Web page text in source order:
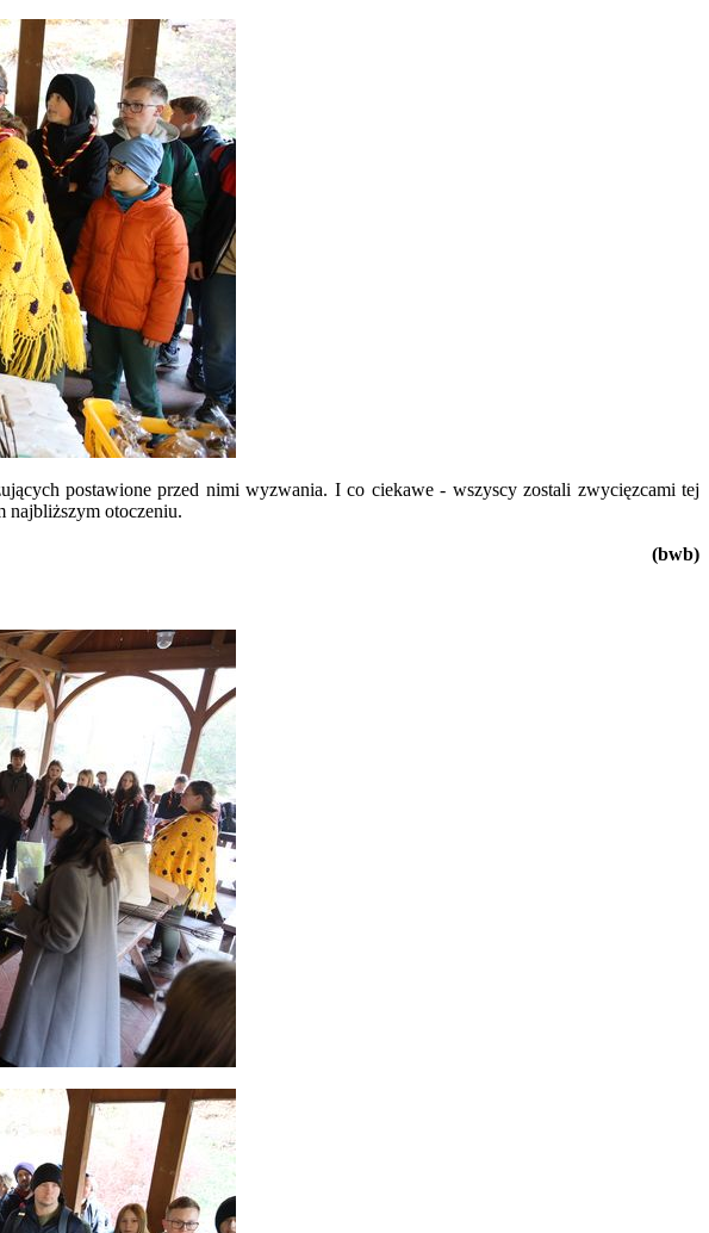
postawione przed nimi wyzwania. I co ciekawe - wszyscy zostali zwycięzcami tej
najbliższym otoczeniu.
(bwb)